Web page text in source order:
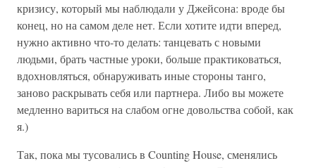
кризису, который мы наблюдали у Джейсона: вроде бы
конец, но на самом деле нет. Если хотите идти вперед,
нужно активно что-то делать: танцевать с новыми
людьми, брать частные уроки, больше практиковаться,
вдохновляться, обнаруживать иные стороны танго,
заново раскрывать себя или партнера. Либо вы можете
медленно вариться на слабом огне довольства собой, как
я.)
Так, пока мы тусовались в Counting House, сменялись